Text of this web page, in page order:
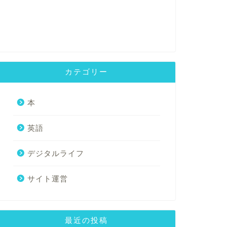
カテゴリー
本
英語
デジタルライフ
サイト運営
最近の投稿